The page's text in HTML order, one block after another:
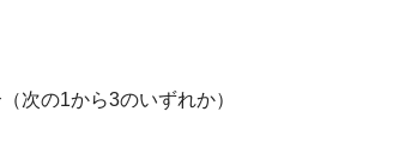
次の1から3のいずれか）